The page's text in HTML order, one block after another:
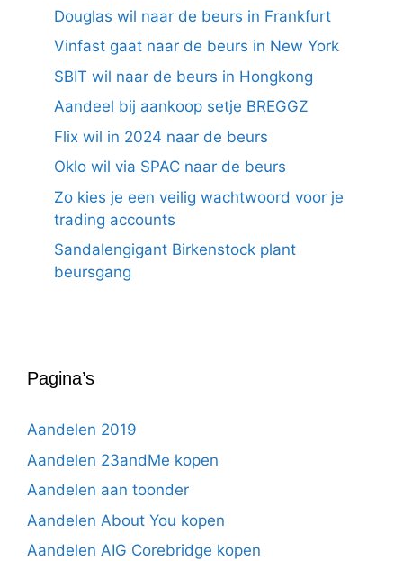
Douglas wil naar de beurs in Frankfurt
Vinfast gaat naar de beurs in New York
SBIT wil naar de beurs in Hongkong
Aandeel bij aankoop setje BREGGZ
Flix wil in 2024 naar de beurs
Oklo wil via SPAC naar de beurs
Zo kies je een veilig wachtwoord voor je
trading accounts
Sandalengigant Birkenstock plant
beursgang
Pagina’s
Aandelen 2019
Aandelen 23andMe kopen
Aandelen aan toonder
Aandelen About You kopen
Aandelen AIG Corebridge kopen